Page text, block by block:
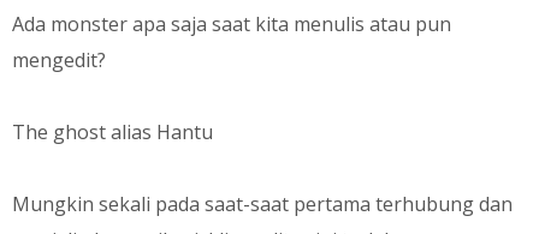
Ada monster apa saja saat kita menulis atau pun
mengedit?
The ghost alias Hantu
Mungkin sekali pada saat-saat pertama terhubung dan